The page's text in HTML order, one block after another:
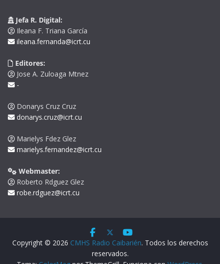
Jefa R. Digital:
Ileana F. Triana García
ileana.fernanda@icrt.cu
Editores:
Jose A. Zuloaga Mtnez
-
Donarys Cruz Cruz
donarys.cruz@icrt.cu
Marielys Fdez Glez
marielys.fernandez@icrt.cu
Webmaster:
Roberto Rdguez Glez
robe.rdguez@icrt.cu
Copyright © 2026 CMHS Radio Caibarién. Todos los derechos
reservados.